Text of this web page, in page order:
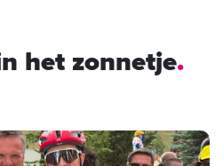
het zonnetje